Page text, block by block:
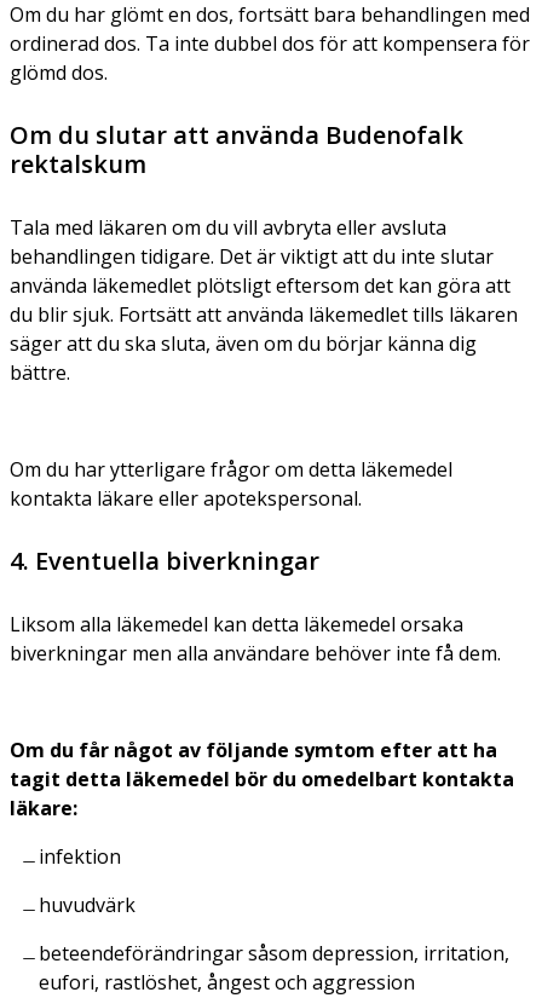
Om du har glömt en dos, fortsätt bara behandlingen med
ordinerad dos. Ta inte dubbel dos för att kompensera för
glömd dos.
Om du slutar att använda Budenofalk
rektalskum
Tala med läkaren om du vill avbryta eller avsluta
behandlingen tidigare. Det är viktigt att du inte slutar
använda läkemedlet plötsligt eftersom det kan göra att
du blir sjuk. Fortsätt att använda läkemedlet tills läkaren
säger att du ska sluta, även om du börjar känna dig
bättre.
Om du har ytterligare frågor om detta läkemedel
kontakta läkare eller apotekspersonal.
4. Eventuella biverkningar
Liksom alla läkemedel kan detta läkemedel orsaka
biverkningar men alla användare behöver inte få dem.
Om du får något av följande symtom efter att ha
tagit detta läkemedel bör du omedelbart kontakta
läkare:
infektion
huvudvärk
beteendeförändringar såsom depression, irritation,
eufori, rastlöshet, ångest och aggression